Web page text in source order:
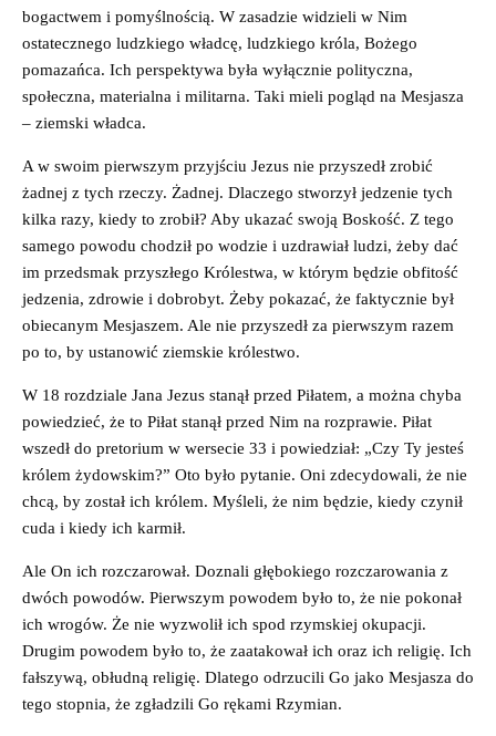
bogactwem i pomyślnością. W zasadzie widzieli w Nim
ostatecznego ludzkiego władcę, ludzkiego króla, Bożego
pomazańca. Ich perspektywa była wyłącznie polityczna,
społeczna, materialna i militarna. Taki mieli pogląd na Mesjasza
– ziemski władca.
A w swoim pierwszym przyjściu Jezus nie przyszedł zrobić
żadnej z tych rzeczy. Żadnej. Dlaczego stworzył jedzenie tych
kilka razy, kiedy to zrobił? Aby ukazać swoją Boskość. Z tego
samego powodu chodził po wodzie i uzdrawiał ludzi, żeby dać
im przedsmak przyszłego Królestwa, w którym będzie obfitość
jedzenia, zdrowie i dobrobyt. Żeby pokazać, że faktycznie był
obiecanym Mesjaszem. Ale nie przyszedł za pierwszym razem
po to, by ustanowić ziemskie królestwo.
W 18 rozdziale Jana Jezus stanął przed Piłatem, a można chyba
powiedzieć, że to Piłat stanął przed Nim na rozprawie. Piłat
wszedł do pretorium w wersecie 33 i powiedział: „Czy Ty jesteś
królem żydowskim?” Oto było pytanie. Oni zdecydowali, że nie
chcą, by został ich królem. Myśleli, że nim będzie, kiedy czynił
cuda i kiedy ich karmił.
Ale On ich rozczarował. Doznali głębokiego rozczarowania z
dwóch powodów. Pierwszym powodem było to, że nie pokonał
ich wrogów. Że nie wyzwolił ich spod rzymskiej okupacji.
Drugim powodem było to, że zaatakował ich oraz ich religię. Ich
fałszywą, obłudną religię. Dlatego odrzucili Go jako Mesjasza do
tego stopnia, że zgładzili Go rękami Rzymian.